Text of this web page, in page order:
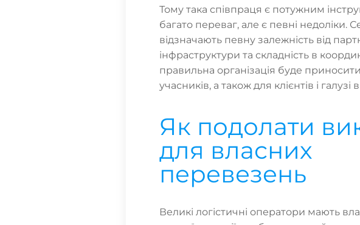
Тому така співпраця є потужним
багато переваг, але є певні недоліки.
відзначають певну залежність від
інфраструктури та складність в
правильна організація буде
учасників, а також для клієнтів і галузі
Як подолати
для власних
перевезень
Великі логістичні оператори мають